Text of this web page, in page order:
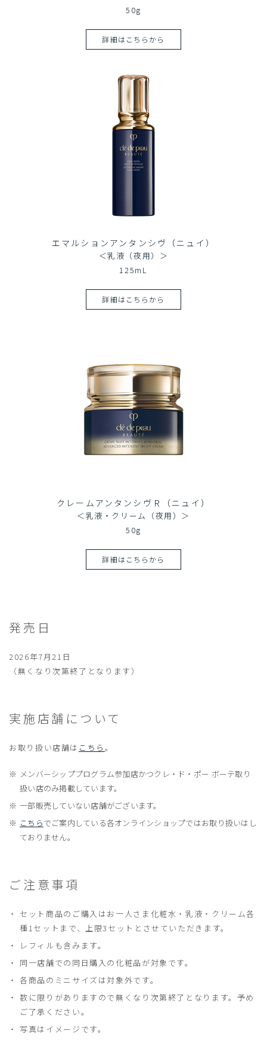
50g
詳細はこちらから
エマルションアンタンシヴ（ニュイ）
＜乳液（夜用）＞
125mL
詳細はこちらから
クレームアンタンシヴＲ（ニュイ）
＜乳液・クリーム（夜用）＞
50g
詳細はこちらから
発売日
2026年7月21日
（無くなり次第終了となります）
実施店舗について
お取り扱い店舗は こちら 。
メンバーシッププログラム参加店かつクレ・ド・ポー ボーテ取り
扱い店のみ掲載しています。
一部販売していない店舗がございます。
こちらでご案内している各オンラインショップではお取り扱いはし
ておりません。
ご注意事項
セット商品のご購入はお一人さま化粧水・乳液・クリーム各
種1セットまで、上限3セットとさせていただきます。
レフィルも含みます。
同一店舗での同日購入の化粧品が対象です。
各商品のミニサイズは対象外です。
数に限りがありますので無くなり次第終了となります。予め
ご了承ください。
写真はイメージです。